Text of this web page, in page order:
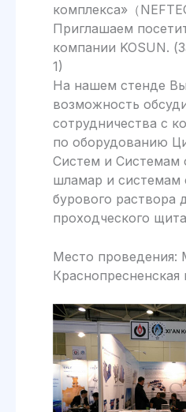
комплекса»（
Приглашаем
компании KOSUN.
1)
На нашем стенде
возможность
сотрудничества с
по оборудованию
Систем и Системам
шламар и системам
бурового раствора
проходческого
Место проведения:
Краснопресненская